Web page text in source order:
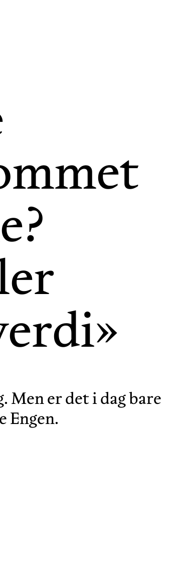
Men er det i dag bare
Engen.